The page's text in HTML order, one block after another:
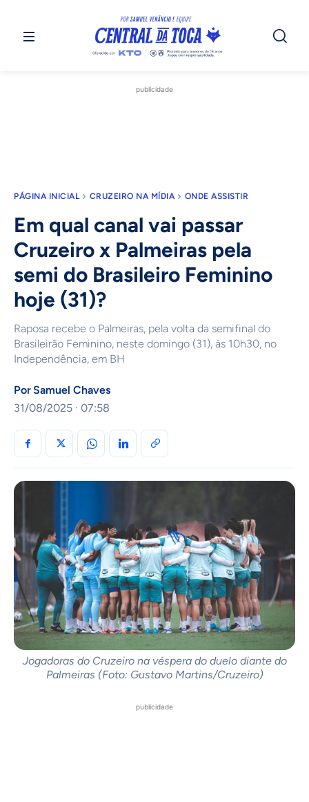
publicidade
PÁGINA INICIAL CRUZEIRO NA MÍDIA ONDE ASSISTIR
Em qual canal vai passar
Cruzeiro x Palmeiras pela
semi do Brasileiro Feminino
hoje (31)?
Raposa recebe o Palmeiras, pela volta da semifinal do
Brasileirão Feminino, neste domingo (31), às 10h30, no
Independência, em BH
Por Samuel Chaves
31/08/2025 · 07:58
Jogadoras do Cruzeiro na véspera do duelo diante do
Palmeiras (Foto: Gustavo Martins/Cruzeiro)
publicidade